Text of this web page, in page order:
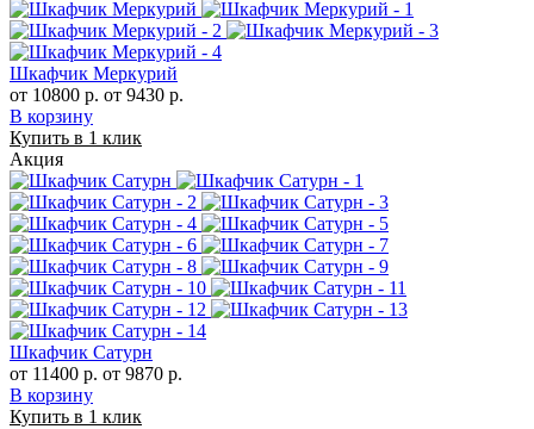
Шкафчик Меркурий
от 10800 р. от 9430 р.
В корзину
Купить в 1 клик
Акция
Шкафчик Сатурн
от 11400 р. от 9870 р.
В корзину
Купить в 1 клик